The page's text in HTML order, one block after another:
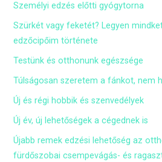
Személyi edzés előtti gyógytorna
Szürkét vagy feketét? Legyen
edzőcipőim története
Testünk és otthonunk egészsége
Túlságosan szeretem a fánkot, nem
Új és régi hobbik és szenvedélyek
Új év, új lehetőségek a cégednek is
Újabb remek edzési lehetőség az
fürdőszobai csempevágás- és